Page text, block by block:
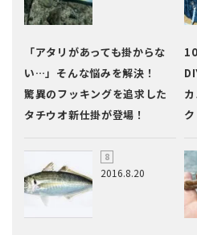
「アタリがあっても掛からな
い…」そんな悩みを解決！
驚異のフッキングを追求した
タチウオ新仕掛が登場！
2016.8.20